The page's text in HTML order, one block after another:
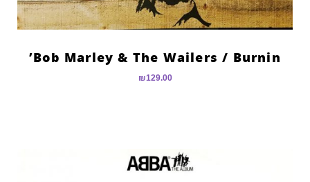
Bob Marley & The Wailers ‎/ Burnin’
₪129.00